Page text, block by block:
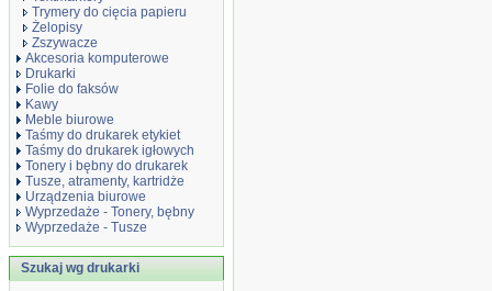
Trymery do cięcia papieru
Żelopisy
Zszywacze
Akcesoria komputerowe
Drukarki
Folie do faksów
Kawy
Meble biurowe
Taśmy do drukarek etykiet
Taśmy do drukarek igłowych
Tonery i bębny do drukarek
Tusze, atramenty, kartridże
Urządzenia biurowe
Wyprzedaże - Tonery, bębny
Wyprzedaże - Tusze
Szukaj wg drukarki